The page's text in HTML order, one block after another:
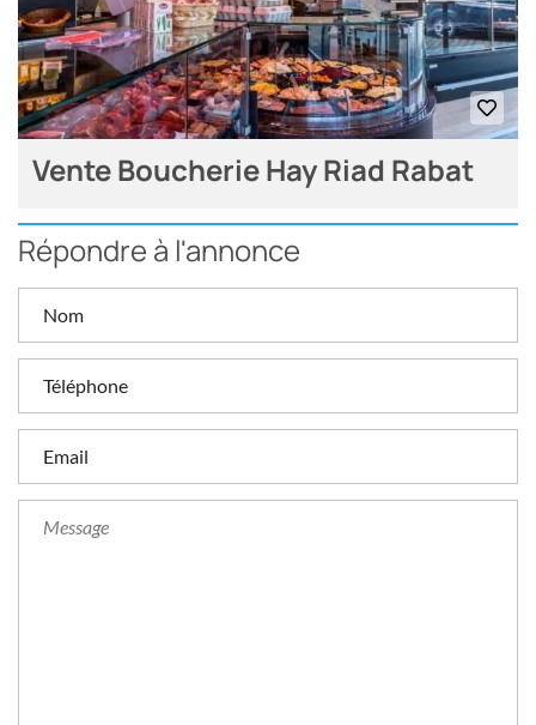
Vente Boucherie Hay Riad Rabat
Répondre à l'annonce